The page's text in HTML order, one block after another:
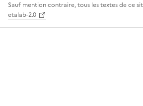
Sauf mention contraire, tous les textes de ce
etalab-2.0